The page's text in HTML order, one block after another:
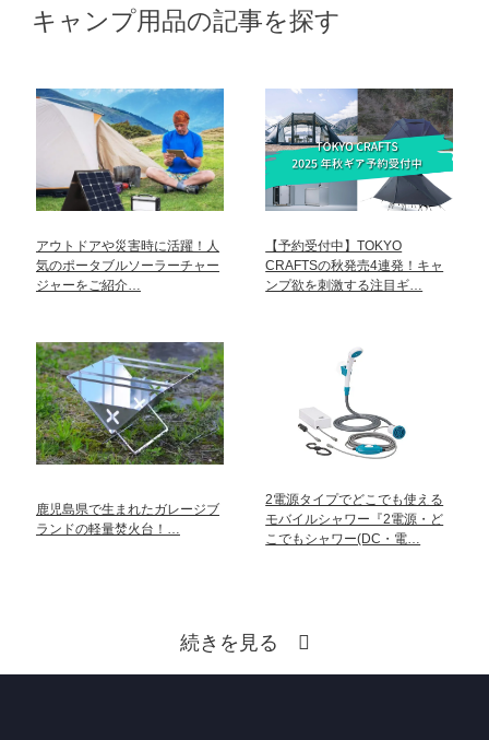
キャンプ用品の記事を探す
アウトドアや災害時に活躍！人
気のポータブルソーラーチャー
ジャーをご紹介…
【予約受付中】TOKYO
CRAFTSの秋発売4連発！キャ
ンプ欲を刺激する注目ギ…
鹿児島県で生まれたガレージブ
ランドの軽量焚火台！…
2電源タイプでどこでも使える
モバイルシャワー『2電源・ど
こでもシャワー(DC・電…
続きを見る